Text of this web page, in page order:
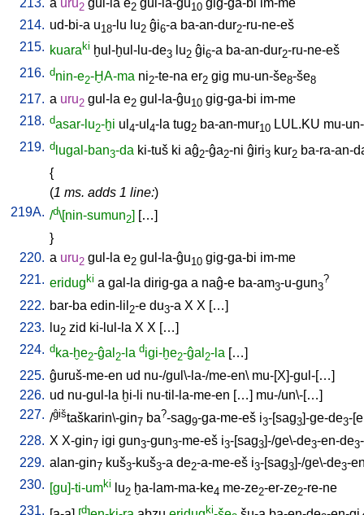
2 2 10
214. ud-bi-a u18-lu lu2 ĝi6-a ba-an-dur2-ru-ne-eš
215. kuaraki ḫul-ḫul-lu-de3 lu2 ĝi6-a ba-an-dur2-ru-ne-eš
216. dnin-e2-ḪA-ma ni2-te-na er2 gig mu-un-še8-še8
217. a uru2 gul-la e2 gul-la-ĝu10 gig-ga-bi im-me
218. dasar-lu2-ḫi ul 4-ul 4-la tug2 ba-an-mur10 LUL.KU mu-
219. d lugal-ban3-da ki-tuš ki aĝ2-ĝa2-ni ĝiri3 kur2 ba-ra-an-
{
(1 ms. adds 1 line:)
219A. /d\[nin-sumun2] […]
}
220. a uru2 gul-la e2 gul-la-ĝu10 gig-ga-bi im-me
221. eridugki a gal-la dirig-ga a naĝ-e ba-am3-u-gun3
?
222. bar-ba edin-lil 2-e du3-a X X […]
223.
lu2 zid ki-lul-la X X […]
224. dka-ḫe2-ĝal 2-la digi-ḫe2-ĝal 2-la […]
225. ĝuruš-me-en ud nu-/gul\-la-/me-en\ mu-[X]-gul-[…]
226. ud nu-gul-la ḫi-li nu-til-la-me-en […] mu-/un\-[…]
227. /ĝištaškarin\-gin7 ba?-sag9-ga-me-eš i3-[sag3]-ge-de3-
228. X X-gin7 igi gun3-gun3-me-eš i3-[sag3]-/ge\-de3-en-de3
229. alan-gin7 kuš3-kuš3-a de2-a-me-eš i3-[sag3]-/ge\-de3-
230. [gu]-ti-umki lu2 ḫa-lam-ma-ke4 me-ze2-er-ze2-re-ne
231.
d ki